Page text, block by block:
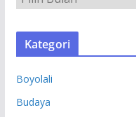
R
S
Kategori
Boyolali
Budaya